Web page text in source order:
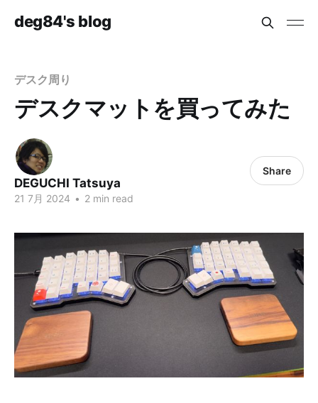
deg84's blog
デスク周り
デスクマットを買ってみた
DEGUCHI Tatsuya
21 7月 2024 • 2 min read
Share